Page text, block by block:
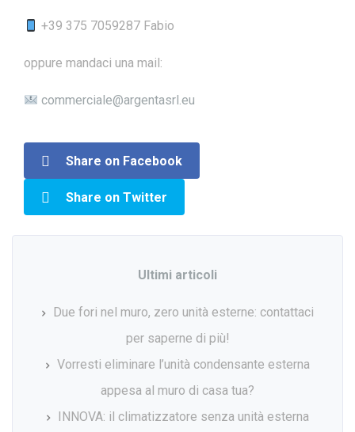
+39 375 7059287 Fabio
oppure mandaci una mail:
commerciale@argentasrl.eu
Share on Facebook
Share on Twitter
Ultimi articoli
Due fori nel muro, zero unità esterne: contattaci
per saperne di più!
Vorresti eliminare l’unità condensante esterna
appesa al muro di casa tua?
INNOVA: il climatizzatore senza unità esterna